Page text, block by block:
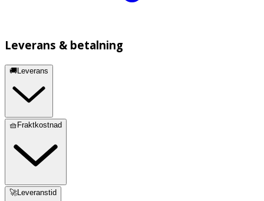
Leverans & betalning
🚚Leverans
🧺Fraktkostnad
🚀Leveranstid